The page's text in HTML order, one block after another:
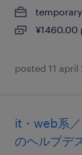
temporary
¥1460.00
posted 11 april
it・web系
のヘルプデ